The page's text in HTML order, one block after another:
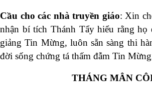
Cầu cho các nhà truyền giáo: Xin
nhận bí tích Thánh Tẩy hiểu rằng họ
giảng Tin Mừng, luôn sẵn sàng thi
đời sống chứng tá thấm đẫm Tin
THÁNG MÂN